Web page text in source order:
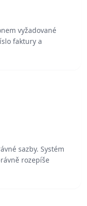
vyžadované
faktury a
sazby. Systém
rozepíše